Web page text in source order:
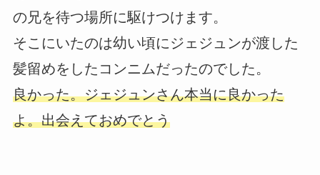
の兄を待つ場所に駆けつけます。
そこにいたのは幼い頃にジェジュンが渡した
髪留めをしたコンニムだったのでした。
良かった。ジェジュンさん本当に良かった
よ。出会えておめでとう